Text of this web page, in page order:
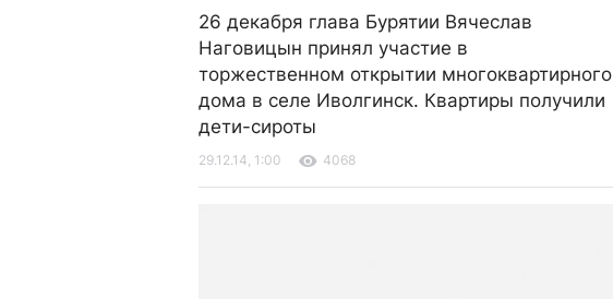
26 декабря глава Бурятии Вячеслав
Наговицын принял участие в
торжественном открытии многоквартирного
дома в селе Иволгинск. Квартиры получили
дети-сироты
29.12.14, 1:00 4068